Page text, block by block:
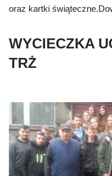
oraz kartki świąteczne.
WYCIECZKA
TRŻ